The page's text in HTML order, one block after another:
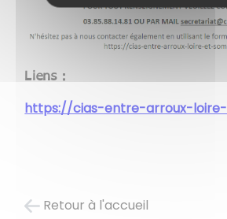
Liens :
https://cias-entre-arroux-
Retour à l'accueil